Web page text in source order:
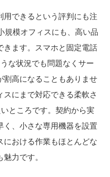
用できるという評判にも注
規模オフィスにも、高い品
きます。スマホと固定電話
な状況でも問題なくサー
割高になることもありませ
スにまで対応できる柔軟さ
ところです。契約から実
く、小さな専用機器を設置
における作業もほとんどな
力です。